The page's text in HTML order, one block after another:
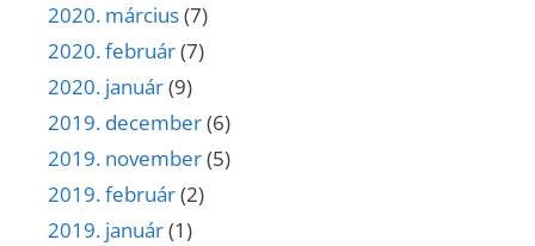
2020. március(7)
2020. február(7)
2020. január(9)
2019. december(6)
2019. november(5)
2019. február(2)
2019. január(1)